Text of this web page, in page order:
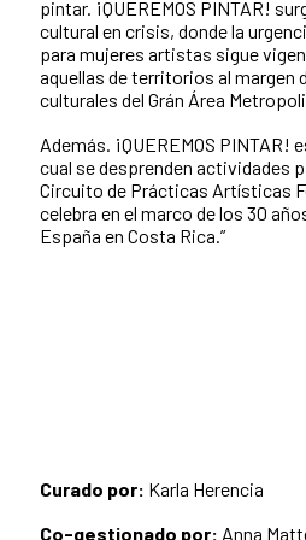
pintar. ¡QUEREMOS PINTAR!
cultural en crisis, donde la
para mujeres artistas sigue
aquellas de territorios al margen
culturales del Grán Área
Además. ¡QUEREMOS PINTAR!
cual se desprenden actividades
Circuito de Prácticas Artísticas
celebra en el marco de los 30
España en Costa Rica.”
Curado por: Karla Herencia
Co-gestionado por: Anna